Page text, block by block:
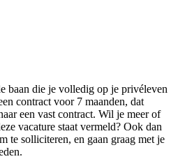
baan die je volledig op je privéleven
contract voor 7 maanden, dat
een vast contract. Wil je meer of
vacature staat vermeld? Ook dan
te solliciteren, en gaan graag met je